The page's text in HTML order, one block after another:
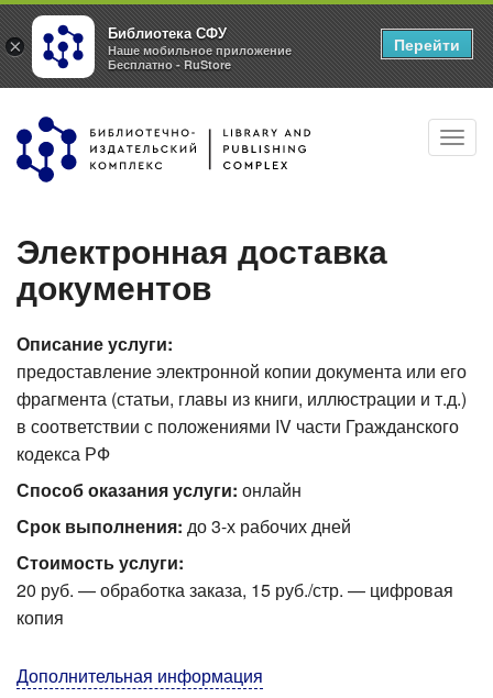
Перейти
основному
Электронная доставка
документов
Описание услуги:
предоставление электронной копии документа или его
фрагмента (статьи, главы из книги, иллюстрации и т.д.)
в соответствии с положениями IV части Гражданского
кодекса РФ
Способ оказания услуги: онлайн
Срок выполнения: до 3-х рабочих дней
Стоимость услуги:
20 руб. — обработка заказа, 15 руб./стр. — цифровая
копия
Дополнительная информация
×
Библиотека СФУ
Наше мобильное приложение
Бесплатно - RuStore
Перейти